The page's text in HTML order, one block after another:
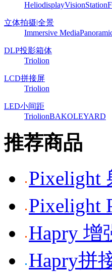
HeliodisplayVisionStation
立体拍摄|全景
Immersive Media
DLP投影箱体
Triolion
LCD拼接屏
Triolion
LED小间距
TriolionBAKOLEYARD
推荐商品
Pixelight
Pixelight
Hapry 增
Hapry拼